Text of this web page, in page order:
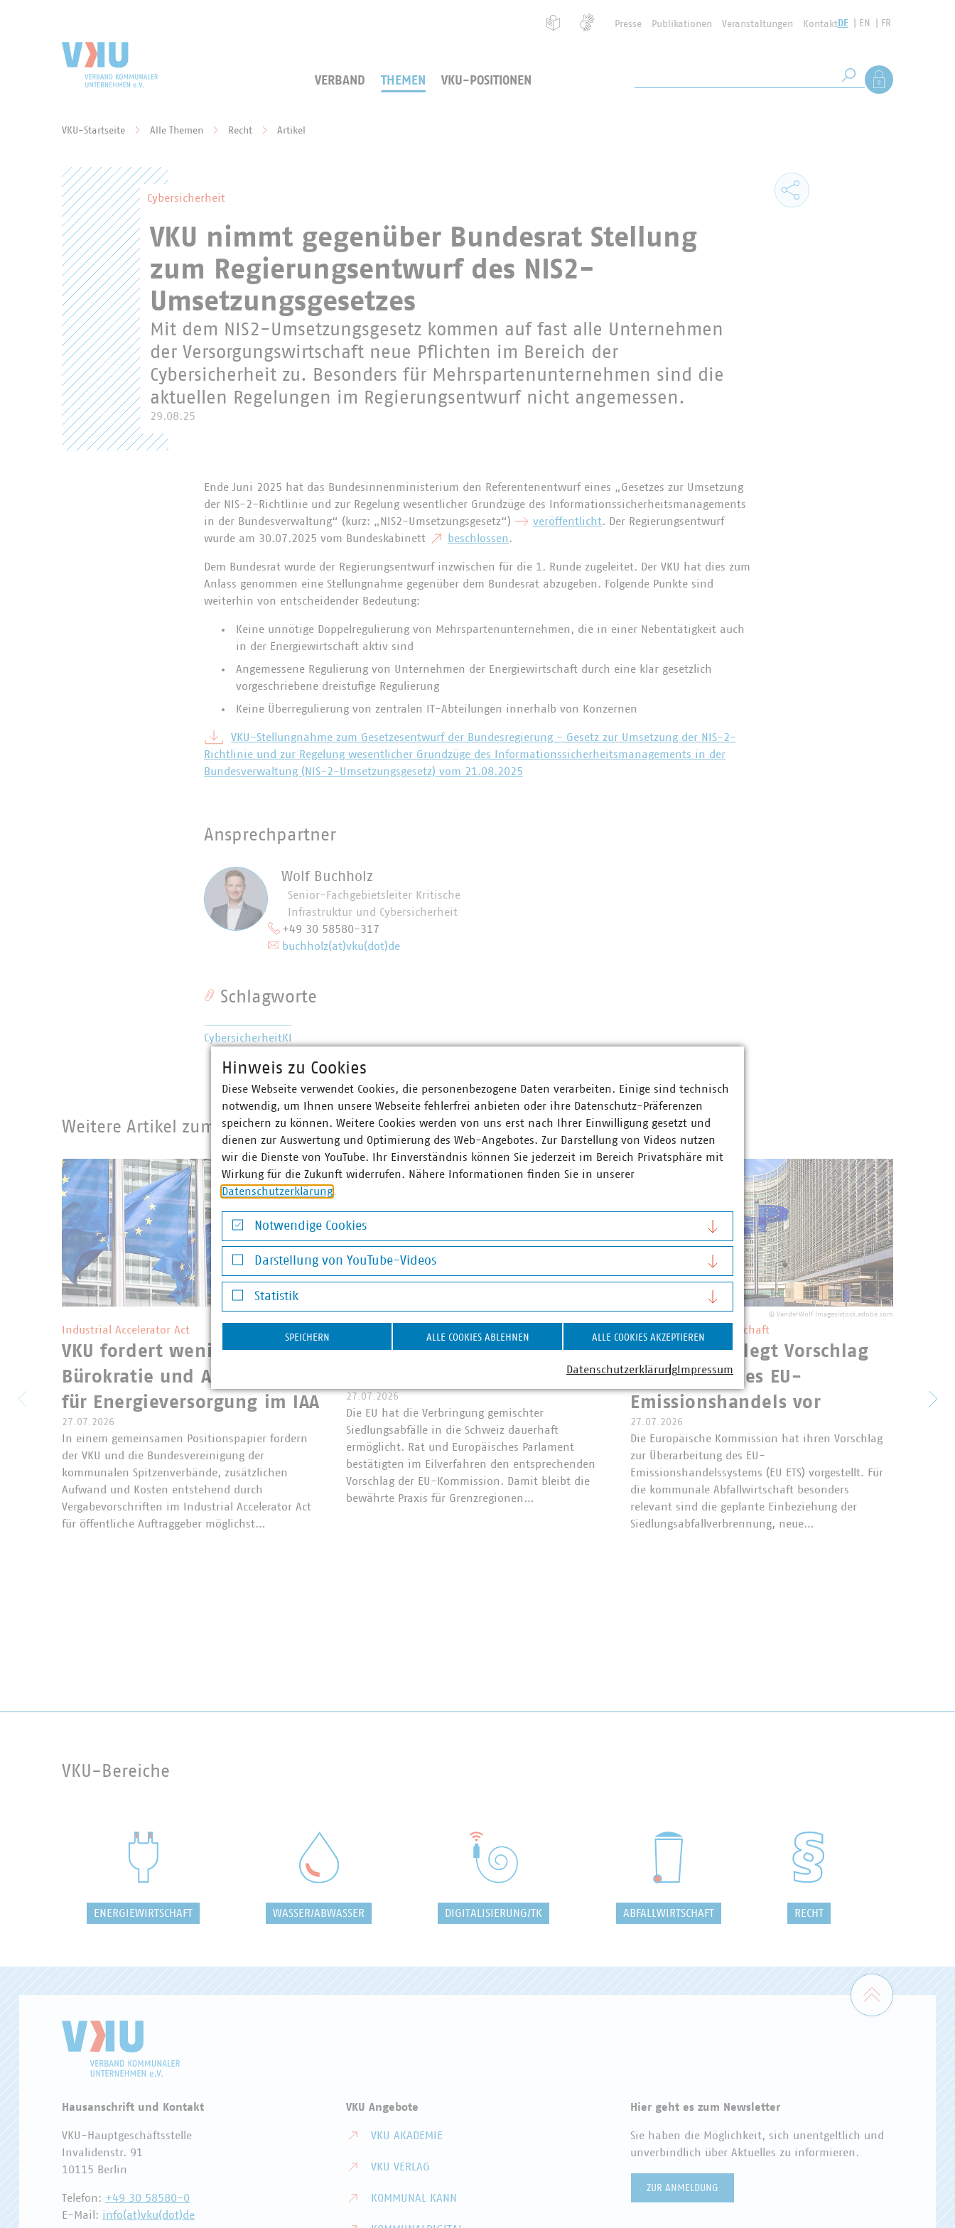
Presse Publikationen Veranstaltungen KontaktDE EN FR
VERBAND THEMEN VKU-POSITIONEN Suche starten
Als Mitglied
VKU-Startseite Alle Themen Recht Artikel
Cybersicherheit
VKU nimmt gegenüber Bundesrat Stellung
zum Regierungsentwurf des NIS2-
Umsetzungsgesetzes
Mit dem NIS2-Umsetzungsgesetz kommen auf fast alle Unternehmen
der Versorgungswirtschaft neue Pflichten im Bereich der
Cybersicherheit zu. Besonders für Mehrspartenunternehmen sind die
aktuellen Regelungen im Regierungsentwurf nicht angemessen.
29.08.25
Ende Juni 2025 hat das Bundesinnenministerium den Referentenentwurf eines „Gesetzes zur Umsetzung
der NIS-2-Richtlinie und zur Regelung wesentlicher Grundzüge des Informationssicherheitsmanagements
in der Bundesverwaltung“ (kurz: „NIS2-Umsetzungsgesetz“)
veröffentlicht. Der Regierungsentwurf
wurde am 30.07.2025 vom Bundeskabinett
beschlossen .
Dem Bundesrat wurde der Regierungsentwurf inzwischen für die 1. Runde zugeleitet. Der VKU hat dies zum
Anlass genommen eine Stellungnahme gegenüber dem Bundesrat abzugeben. Folgende Punkte sind
weiterhin von entscheidender Bedeutung:
Keine unnötige Doppelregulierung von Mehrspartenunternehmen, die in einer Nebentätigkeit auch
in der Energiewirtschaft aktiv sind
Angemessene Regulierung von Unternehmen der Energiewirtschaft durch eine klar gesetzlich
vorgeschriebene dreistufige Regulierung
Keine Überregulierung von zentralen IT-Abteilungen innerhalb von Konzernen
VKU-Stellungnahme zum Gesetzesentwurf der Bundesregierung - Gesetz zur Umsetzung der NIS-2-
Richtlinie und zur Regelung wesentlicher Grundzüge des Informationssicherheitsmanagements in der
Bundesverwaltung (NIS-2-Umsetzungsgesetz) vom 21.08.2025
Ansprechpartner
Wolf Buchholz
Senior-Fachgebietsleiter Kritische
Infrastruktur und Cybersicherheit
+49 30 58580-317
buchholz(at)vku(dot)de
Schlagworte
CybersicherheitKI
Weitere Artikel zum Recht
Industrial Accelerator Act
VKU fordert weniger
Bürokratie und Ausnahmen
für Energieversorgung im IAA
27.07.2026
In einem gemeinsamen Positionspapier fordern
der VKU und die Bundesvereinigung der
kommunalen Spitzenverbände, zusätzlichen
Aufwand und Kosten entstehend durch
Vergabevorschriften im Industrial Accelerator Act
für öffentliche Auftraggeber möglichst…
EU schafft Rechtssicherheit
27.07.2026
Die EU hat die Verbringung gemischter
Siedlungsabfälle in die Schweiz dauerhaft
ermöglicht. Rat und Europäisches Parlament
bestätigten im Eilverfahren den entsprechenden
Vorschlag der EU-Kommission. Damit bleibt die
bewährte Praxis für Grenzregionen…
© VanderWolf Images/stock.adobe.com
EU ETS und Abfallwirtschaft
Kommission legt Vorschlag
zur Reform des EU-
Emissionshandels vor
27.07.2026
Die Europäische Kommission hat ihren Vorschlag
zur Überarbeitung des EU-
Emissionshandelssystems (EU ETS) vorgestellt. Für
die kommunale Abfallwirtschaft besonders
relevant sind die geplante Einbeziehung der
Siedlungsabfallverbrennung, neue…
VKU-Bereiche
ENERGIEWIRTSCHAFT WASSER/ABWASSER DIGITALISIERUNG/TK ABFALLWIRTSCHAFT RECHT
Zum
Hausanschrift und Kontakt
VKU-Hauptgeschäftsstelle
Invalidenstr. 91
10115 Berlin
Telefon: +49 30 58580-0
E-Mail: info(at)vku(dot)de
VKU Angebote
VKU AKADEMIE
VKU VERLAG
KOMMUNAL KANN
Hier geht es zum Newsletter
Sie haben die Möglichkeit, sich unentgeltlich und
unverbindlich über Aktuelles zu informieren.
ZUR ANMELDUNG
Hinweis zu Cookies
Diese Webseite verwendet Cookies, die personenbezogene Daten verarbeiten. Einige sind technisch
notwendig, um Ihnen unsere Webseite fehlerfrei anbieten oder ihre Datenschutz-Präferenzen
speichern zu können. Weitere Cookies werden von uns erst nach Ihrer Einwilligung gesetzt und
dienen zur Auswertung und Optimierung des Web-Angebotes. Zur Darstellung von Videos nutzen
wir die Dienste von YouTube. Ihr Einverständnis können Sie jederzeit im Bereich Privatsphäre mit
Wirkung für die Zukunft widerrufen. Nähere Informationen finden Sie in unserer
Datenschutzerklärung.
Notwendige Cookies
Notwendige Cookies
Darstellung von YouTube-Videos
Darstellung von YouTube-Videos
Statistik
Statistik
SPEICHERN ALLE COOKIES ABLEHNEN ALLE COOKIES AKZEPTIEREN
DatenschutzerklärungImpressum